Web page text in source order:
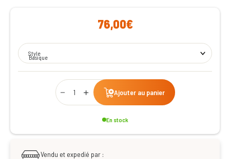
76,00€
Style
Basique
Qty
Ajouter au panier
En stock
Vendu et expedié par :